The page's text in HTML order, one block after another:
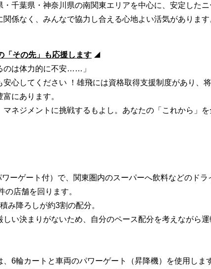
・千葉県・神奈川県の南関東エリアを中心に、安定した
係なく、みんなで協力し合える心地よい活気があります
「その先」も応援します ◢
のは体力的に不安……」
心してください ！雄飛には資格取得支援制度があり、
にあります。
ネジメントに挑戦するもよし。あなたの「これから」を
ーゲート付）で、 関東圏内のスーパーへ飲料などのドラ
の店舗を回ります。
み降ろしが約3割の配分。
しい決まりがないため、自分のペース配分を考えながら運
6輪カートと車両のパワーゲート（昇降機）を使用しま